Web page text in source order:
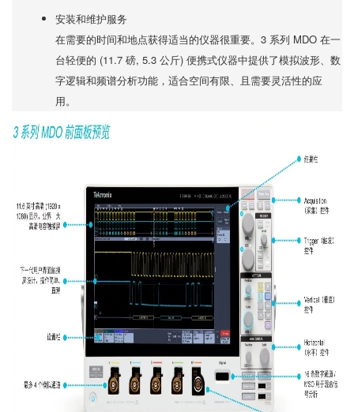
安装和维护服务
在需要的时间和地点获得适当的仪器很重要。3 系列 MDO 在一
台轻便的 (11.7 磅, 5.3 公斤) 便携式仪器中提供了模拟波形、数
字逻辑和频谱分析功能，适合空间有限、且需要灵活性的应
用。